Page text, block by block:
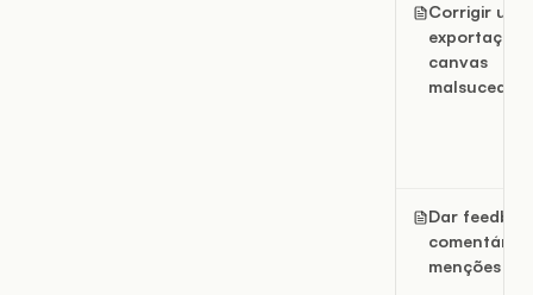
Corrigir uma
exportação
canvas
malsucedida
Dar
comentários
menções